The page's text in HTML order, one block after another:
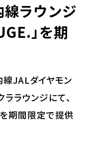
ラウンジ
」を期
JALダイヤモン
ララウンジにて、
期間限定で提供